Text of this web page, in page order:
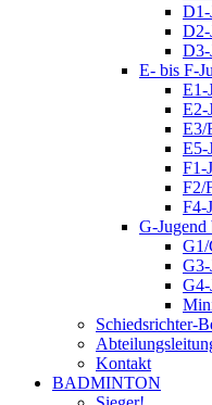
D1-
D2-
D3-
E- bis F-
E1-
E2-
E3/
E5-
F1-
F2/
F4-
G-
G1/
G3-
G4-
Schiedsrichter-
Kontakt
BADMINTON